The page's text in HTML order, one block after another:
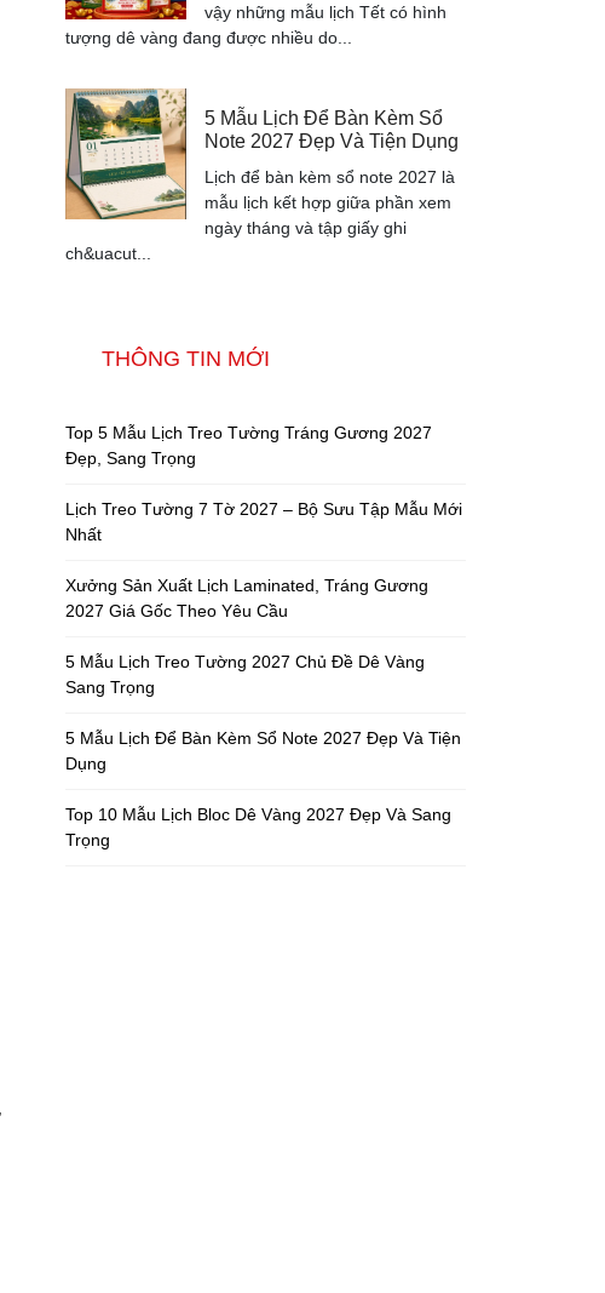
vậy những mẫu lịch Tết có hình
tượng dê vàng đang được nhiều do...
5 Mẫu Lịch Để Bàn Kèm Sổ
Note 2027 Đẹp Và Tiện Dụng
Lịch để bàn kèm sổ note 2027 là
mẫu lịch kết hợp giữa phần xem
ngày tháng và tập giấy ghi
ch&uacut...
THÔNG TIN MỚI
Top 5 Mẫu Lịch Treo Tường Tráng Gương 2027
Đẹp, Sang Trọng
Lịch Treo Tường 7 Tờ 2027 – Bộ Sưu Tập Mẫu Mới
Nhất
Xưởng Sản Xuất Lịch Laminated, Tráng Gương
2027 Giá Gốc Theo Yêu Cầu
5 Mẫu Lịch Treo Tường 2027 Chủ Đề Dê Vàng
Sang Trọng
5 Mẫu Lịch Để Bàn Kèm Sổ Note 2027 Đẹp Và Tiện
Dụng
Top 10 Mẫu Lịch Bloc Dê Vàng 2027 Đẹp Và Sang
Trọng